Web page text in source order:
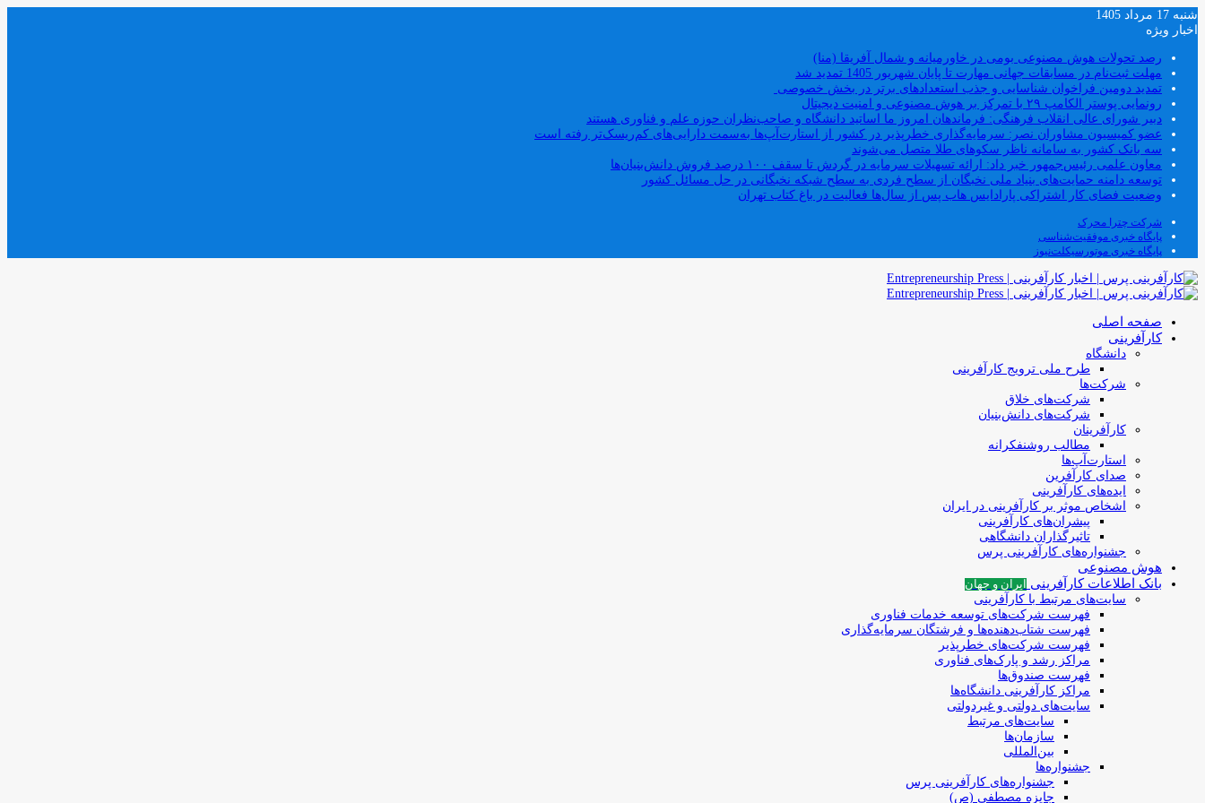
شنبه 17 مرداد 1405
اخبار ویژه
رصد تحولات هوش مصنوعی بومی در خاورمیانه و شمال آفریقا (منا)
مهلت ثبت‌نام در مسابقات جهانی مهارت تا پایان شهریور 1405 تمدید شد
تمدید دومین فراخوان شناسایی و جذب استعدادهای برتر در بخش خصوصی
رونمایی پوستر الکامپ ۲۹ با تمرکز بر هوش مصنوعی و امنیت دیجیتال
دبیر شورای عالی انقلاب فرهنگی: فرماندهان امروز ما اساتید دانشگاه و صاحب‌نظران حوزه علم و فناوری هستند
عضو کمیسیون مشاوران نصر: سرمایه‌گذاری خطرپذیر در کشور از استارت‌آپ‌ها به‌سمت دارایی‌های کم‌ریسک‌تر رفته است
سه بانک کشور به سامانه ناظر سکوهای طلا متصل می‌شوند
معاون علمی رئیس‌جمهور خبر داد: ارائه تسهیلات سرمایه در گردش تا سقف ۱۰۰ درصد فروش دانش‌بنیان‌ها
توسعه دامنه حمایت‌های بنیاد ملی نخبگان از سطح فردی به سطح شبکه نخبگانی در حل مسائل کشور
وضعیت فضای کار اشتراکی پارادایس هاب پس از سال‌ها فعالیت در باغ کتاب تهران
شرکت چترا محرک
پایگاه خبری موفقیت‌شناسی
پایگاه خبری موتورسیکلت‌نیوز
صفحه اصلی
کارآفرینی
دانشگاه
طرح ملی ترویج کارآفرینی
شرکت‌ها
شرکت‌های خلاق
شرکت‌های دانش‌بنیان
کارآفرینان
مطالب روشنفکرانه
استارت‌آپ‌ها
صدای کارآفرین
ایده‌های کارآفرینی
اشخاص موثر بر کارآفرینی در ایران
پیشران‌های کارآفرینی
تاثیرگذاران دانشگاهی
جشنواره‌های کارآفرینی‌ پرس
هوش مصنوعی
بانک اطلاعات کارآفرینی
ایران و جهان
سایت‌های مرتبط با کارآفرینی
فهرست شرکت‌های‌‌ توسعه‌ خدمات فناوری
فهرست شتاب‌دهنده‌ها‌ و فرشتگان‌ سرمایه‌گذاری
فهرست شرکت‌های خطرپذیر
مراکز رشد و پارک‌های فناوری
فهرست صندوق‌ها
مراکز کارآفرینی دانشگاه‌ها
سایت‌های دولتی و غیردولتی
سایت‌های مرتبط
سازمان‌ها
بین‌المللی
جشنواره‌ها
جشنواره‌های کارآفرینی‌ پرس
جایزه مصطفی (ص)